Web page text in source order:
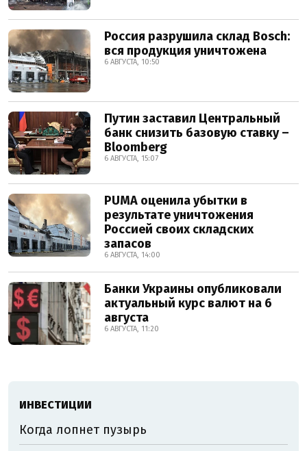
Россия разрушила склад Bosch:
вся продукция уничтожена
6 АВГУСТА, 10:50
Путин заставил Центральный
банк снизить базовую ставку –
Bloomberg
6 АВГУСТА, 15:07
PUMA оценила убытки в
результате уничтожения
Россией своих складских
запасов
6 АВГУСТА, 14:00
Банки Украины опубликовали
актуальный курс валют на 6
августа
6 АВГУСТА, 11:20
ИНВЕСТИЦИИ
Когда лопнет пузырь